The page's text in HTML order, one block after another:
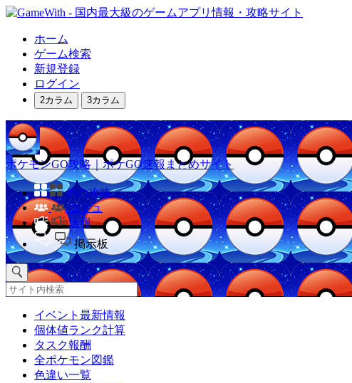
ホーム
ゲーム検索
新規登録
ログイン
2カラム 3カラム
ポケモンGO攻略｜ポケGO速報まとめサイト
他の攻略
コミュ
速報
掲示板
イベント最新情報
個体値ランク計算
タスク報酬
全ポケモン図鑑
色違い一覧